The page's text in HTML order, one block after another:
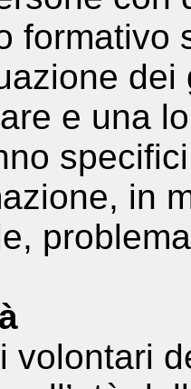
formativo
e una
in
volontari